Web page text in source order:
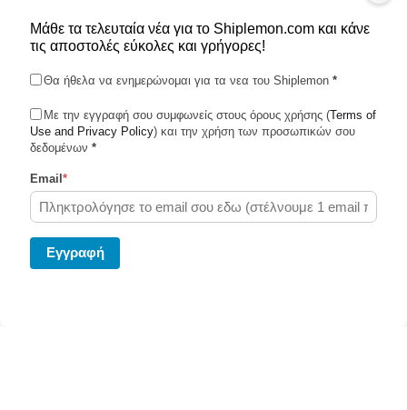
Shiplemon © 2026
Powered by Ghost
Μάθε τα τελευταία νέα για το Shiplemon.com και κάνε
τις αποστολές εύκολες και γρήγορες!
Θα ήθελα να ενημερώνομαι για τα νεα του Shiplemon *
Με την εγγραφή σου συμφωνείς στους όρους χρήσης (Terms of
Use and Privacy Policy) και την χρήση των προσωπικών σου
δεδομένων *
Email *
Eγγραφή